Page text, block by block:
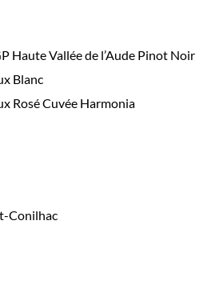
Haute Vallée de l’Aude Pinot Noir
Blanc
Rosé Cuvée Harmonia
Conilhac